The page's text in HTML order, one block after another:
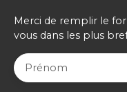
Merci de remplir le
vous dans les plus
Prénom